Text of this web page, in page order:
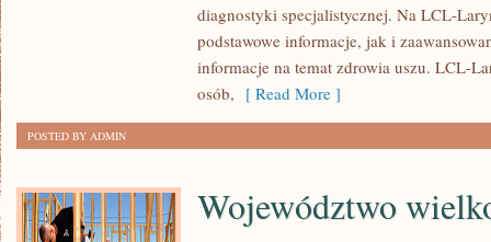
diagnostyki specjalistycznej. Na LCL-
podstawowe informacje, jak i
informacje na temat zdrowia uszu. LCL-
osób, [ Read More ]
POSTED BY ADMIN
Województwo